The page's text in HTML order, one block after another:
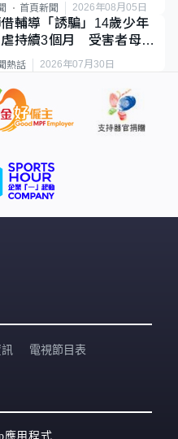
首頁新聞 2026年08月05日
輔導「誘騙」14歲少年
持續3個月 受害者母：
熱話 2026年07月30日
電視節目表
應用程式